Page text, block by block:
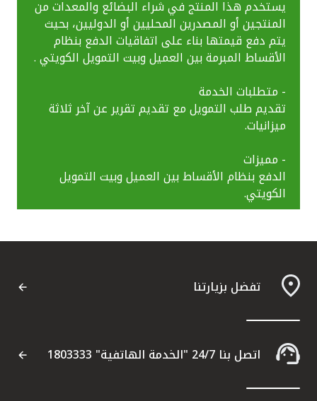
اتصل بنا
ألمانيا
تركيا
ماليزيا
مصر
المملكة المتحدة
مملكة البحرين
يستخدم هذا المنتج في شراء البضائع والمعدات من
المنتجين أو المصدرين المحليين أو الدوليين، بحيث
يتم دفع قيمتها بناء على اتفاقيات الدفع بنظام
الأقساط المبرمة بين العميل وبيت التمويل الكويتي .
- متطلبات الخدمة
تقديم طلب التمويل مع تقديم تقرير عن آخر ثلاثة
ميزانيات.
- مميزات
الدفع بنظام الأقساط بين العميل وبيت التمويل
الكويتي.
تفضل بزيارتنا
اتصل بنا 24/7 "الخدمة الهاتفية" 1803333